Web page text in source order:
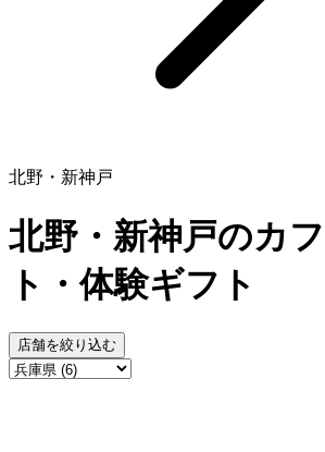
北野・新神戸
北野・新神戸のカ
ト・体験ギフト
店舗を絞り込む